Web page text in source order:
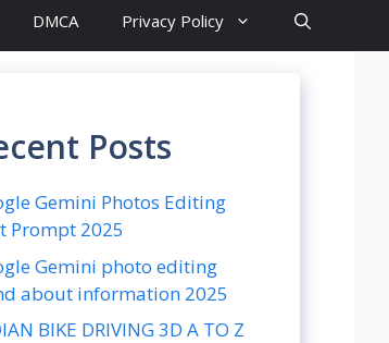
DMCA Privacy Policy
Posts
Gemini Photos Editing
Prompt 2025
Gemini photo editing
about information 2025
BIKE DRIVING 3D A TO Z